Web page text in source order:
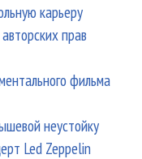
карьеру
прав
фильма
неустойку
Led Zeppelin